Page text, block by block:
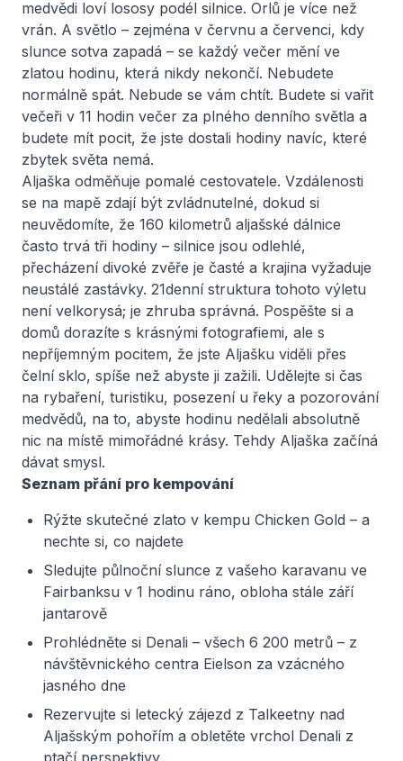
medvědi loví lososy podél silnice. Orlů je více než
vrán. A světlo – zejména v červnu a červenci, kdy
slunce sotva zapadá – se každý večer mění ve
zlatou hodinu, která nikdy nekončí. Nebudete
normálně spát. Nebude se vám chtít. Budete si vařit
večeři v 11 hodin večer za plného denního světla a
budete mít pocit, že jste dostali hodiny navíc, které
zbytek světa nemá.
Aljaška odměňuje pomalé cestovatele. Vzdálenosti
se na mapě zdají být zvládnutelné, dokud si
neuvědomíte, že 160 kilometrů aljašské dálnice
často trvá tři hodiny – silnice jsou odlehlé,
přecházení divoké zvěře je časté a krajina vyžaduje
neustálé zastávky. 21denní struktura tohoto výletu
není velkorysá; je zhruba správná. Pospěšte si a
domů dorazíte s krásnými fotografiemi, ale s
nepříjemným pocitem, že jste Aljašku viděli přes
čelní sklo, spíše než abyste ji zažili. Udělejte si čas
na rybaření, turistiku, posezení u řeky a pozorování
medvědů, na to, abyste hodinu nedělali absolutně
nic na místě mimořádné krásy. Tehdy Aljaška začíná
dávat smysl.
Seznam přání pro kempování
Rýžte skutečné zlato v kempu Chicken Gold – a
nechte si, co najdete
Sledujte půlnoční slunce z vašeho karavanu ve
Fairbanksu v 1 hodinu ráno, obloha stále září
jantarově
Prohlédněte si Denali – všech 6 200 metrů – z
návštěvnického centra Eielson za vzácného
jasného dne
Rezervujte si letecký zájezd z Talkeetny nad
Aljašským pohořím a obletěte vrchol Denali z
ptačí perspektivy